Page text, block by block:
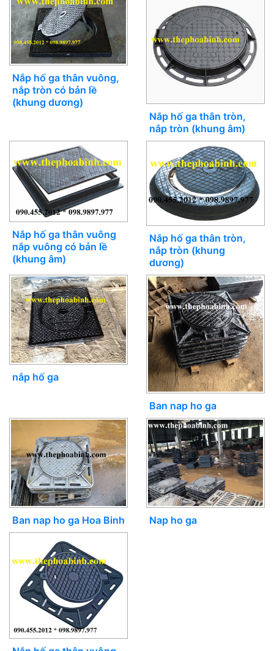
Nắp hố ga thân vuông,
nắp tròn có bản lề
(khung dương)
Nắp hố ga thân tròn,
nắp tròn (khung âm)
Nắp hố ga thân vuông
nắp vuông có bản lề
(khung âm)
Nắp hố ga thân tròn,
nắp tròn (khung
dương)
nắp hố ga
Ban nap ho ga
Ban nap ho ga Hoa Binh Nap ho ga